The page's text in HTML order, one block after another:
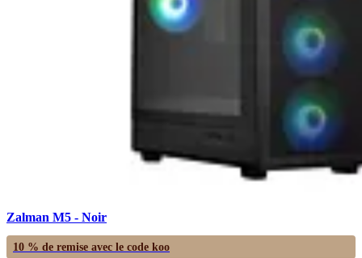
Zalman M5 - Noir
10 % de remise avec le code koo